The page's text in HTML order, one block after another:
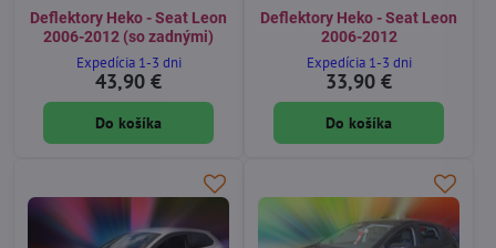
Deflektory Heko - Seat Leon
2006-2012 (so zadnými)
Expedícia 1-3 dni
43,90 €
Do košíka
Deflektory Heko - Seat Leon
2006-2012
Expedícia 1-3 dni
33,90 €
Do košíka